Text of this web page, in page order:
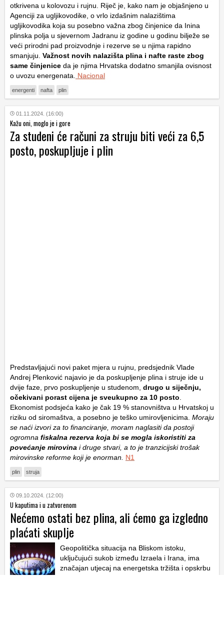
otkrivena u kolovozu i rujnu. Riječ je, kako nam je objašnjeno u
Agenciji za ugljikovodike, o vrlo izdašnim nalazištima
ugljikovodika koja su posebno važna zbog činjenice da Inina
plinska polja u sjevernom Jadranu iz godine u godinu bilježe se
veći prirodni pad proizvodnje i rezerve se u njima rapidno
smanjuju. Važnost novih nalazišta plina i nafte raste zbog
same činjenice da je njima Hrvatska dodatno smanjila ovisnost
o uvozu energenata.
Nacional
energenti nafta plin
01.11.2024. (16:00)
Kažu oni, moglo je i gore
Za studeni će računi za struju biti veći za 6,5
posto, poskupljuje i plin
Predstavljajući novi paket mjera u rujnu, predsjednik Vlade
Andrej Plenković najavio je da poskupljenje plina i struje ide u
dvije faze, prvo poskupljenje u studenom, drugo u siječnju,
očekivani porast cijena je sveukupno za 10 posto
Ekonomist podsjeća kako je čak 19 % stanovništva u Hrvatskoj u
riziku od siromaštva, a posebno je teško umirovljenicima. Moraju
se naći izvori za to financiranje, moram naglasiti da postoji
ogromna fiskalna rezerva koja bi se mogla iskoristiti za
povećanje mirovina i druge stvari, a to je tranzicijski trošak
mirovinske reforme koji je enorman. N1
plin struja
09.10.2024. (12:00)
U kaputima i u zatvorenom
Nećemo ostati bez plina, ali ćemo ga izgledno
plaćati skuplje
Geopolitička situacija na Bliskom istoku,
uključujući sukob između Izraela i Irana, ima
značajan utjecaj na energetska tržišta i opskrbu